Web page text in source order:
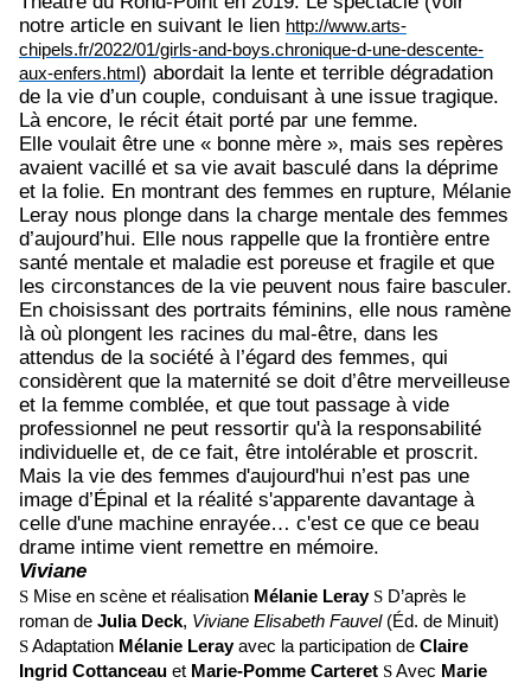
notre article en suivant le lien http://www.arts-
chipels.fr/2022/01/girls-and-boys.chronique-d-une-descente-
aux-enfers.html) abordait la lente et terrible dégradation
de la vie d’un couple, conduisant à une issue tragique.
Là encore, le récit était porté par une femme.
Elle voulait être une « bonne mère », mais ses repères
avaient vacillé et sa vie avait basculé dans la déprime
et la folie. En montrant des femmes en rupture, Mélanie
Leray nous plonge dans la charge mentale des femmes
d’aujourd’hui. Elle nous rappelle que la frontière entre
santé mentale et maladie est poreuse et fragile et que
les circonstances de la vie peuvent nous faire basculer.
En choisissant des portraits féminins, elle nous ramène
là où plongent les racines du mal-être, dans les
attendus de la société à l’égard des femmes, qui
considèrent que la maternité se doit d’être merveilleuse
et la femme comblée, et que tout passage à vide
professionnel ne peut ressortir qu'à la responsabilité
individuelle et, de ce fait, être intolérable et proscrit.
Mais la vie des femmes d'aujourd'hui n’est pas une
image d’Épinal et la réalité s'apparente davantage à
celle d'une machine enrayée… c'est ce que ce beau
drame intime vient remettre en mémoire.
Viviane
S Mise en scène et réalisation Mélanie Leray S D’après le
roman de Julia Deck, Viviane Elisabeth Fauvel (Éd. de Minuit)
SAdaptation Mélanie Lerayavec la participation de Claire
Ingrid Cottanceau et Marie-Pomme Carteret SAvec Marie